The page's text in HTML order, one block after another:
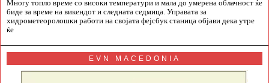
Многу топло време со високи температури и мала до умерена облачност ќе
биде за време на викендот и следната седмица. Управата за
хидрометеоролошки работи на својата фејсбук станица објави дека утре
ќе
EVN MACEDONIA